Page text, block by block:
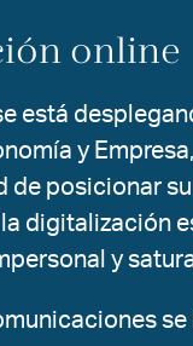
online
está
y
de posicionar
digitalización
y
se